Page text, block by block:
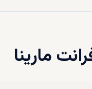
مارینا